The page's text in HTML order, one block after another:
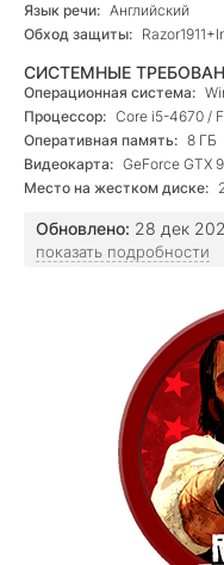
Язык речи: Английский
Обход защиты:
СИСТЕМНЫЕ
Операционная система:
Процессор: Core i5-4670 /
Оперативная память: 8 ГБ
Видеокарта: GeForce GTX
Место на жестком диске:
Обновлено: 28 дек
показать подробности